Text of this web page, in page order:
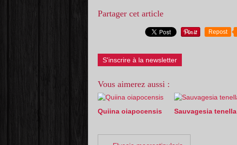
Partager cet article
Repost
S'inscrire à la newsletter
Vous aimerez aussi :
Quiina oiapocensis
Sauvagesia tenella